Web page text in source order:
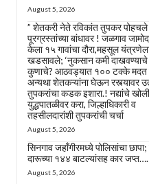
August 5, 2026
” शेतकरी नेते रविकांत तुपकर पोहचले
पूरग्रस्तांच्या बांधावर ! जळगाव
केला १५ गावांचा दौरा,महसूल
खडसावले; ‘नुकसान कमी
कुणाचे? आठवड्यात १०० टक्के मदत
अन्यथा शेतकऱ्यांना घेऊन रस्त्यावर
तुपकरांचा कडक इशारा.! नद्यांचे
युद्धपातळीवर करा, जिल्हाधिकारी व
तहसीलदारांशी तुपकरांची चर्चा
August 5, 2026
सिनगाव जहाँगीरमध्ये पोलिसांचा
दारूच्या १४४ बाटल्यांसह कार जप्त….
August 5, 2026